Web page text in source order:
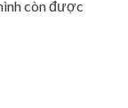
còn được